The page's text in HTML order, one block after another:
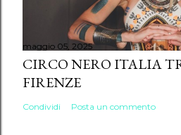
maggio 05, 2025
CIRCO NERO ITALIA
FIRENZE
Condividi Posta un commento